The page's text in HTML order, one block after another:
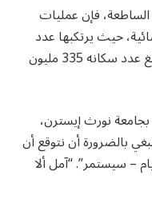
الساطعة، فإن عمليات
حيث يرتكبها عدد
قليل من الأشخاص كل عام في بلد يبلغ عدد سكانه 335 مليون
نورث إيسترن،
بالضرورة أن نتوقع أن
– سيستمر”. “آمل ألا